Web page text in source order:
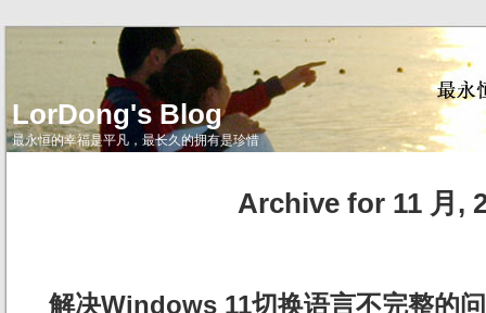
LorDong's Blog
最永恒的幸福是平凡，最长久的拥有是珍惜
Archive for 11 月,
解决Windows 11切换语言不完整的